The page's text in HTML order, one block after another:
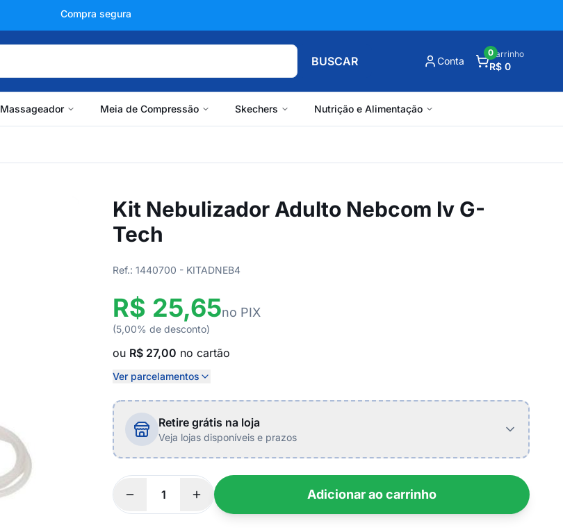
+150 mil avaliações
BUSCAR Conta
Carrinho
R$ 0
0
Massageador Meia de Compressão Skechers Nutrição e Alimentação
Kit Nebulizador Adulto Nebcom Iv G-
Tech
Ref.: 1440700 - KITADNEB4
R$ 25,65no PIX
(5,00% de desconto)
ou R$ 27,00 no cartão
Ver parcelamentos
Retire grátis na loja
Veja lojas disponíveis e prazos
Adicionar ao carrinho